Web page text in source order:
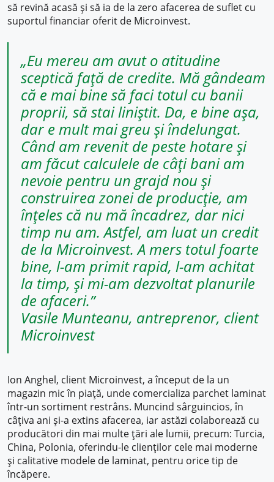
să revină acasă și să ia de la zero afacerea de suflet cu
suportul financiar oferit de Microinvest.
„Eu mereu am avut o atitudine
sceptică față de credite. Mă gândeam
că e mai bine să faci totul cu banii
proprii, să stai liniștit. Da, e bine așa,
dar e mult mai greu și îndelungat.
Când am revenit de peste hotare și
am făcut calculele de câți bani am
nevoie pentru un grajd nou și
construirea zonei de producție, am
înțeles că nu mă încadrez, dar nici
timp nu am. Astfel, am luat un credit
de la Microinvest. A mers totul foarte
bine, l-am primit rapid, l-am achitat
la timp, și mi-am dezvoltat planurile
de afaceri.”
Vasile Munteanu, antreprenor, client
Microinvest
Ion Anghel, client Microinvest, a început de la un
magazin mic în piață, unde comercializa parchet laminat
într-un sortiment restrâns. Muncind sârguincios, în
câțiva ani și-a extins afacerea, iar astăzi colaborează cu
producători din mai multe țări ale lumii, precum: Turcia,
China, Polonia, oferindu-le clienților cele mai moderne
și calitative modele de laminat, pentru orice tip de
încăpere.